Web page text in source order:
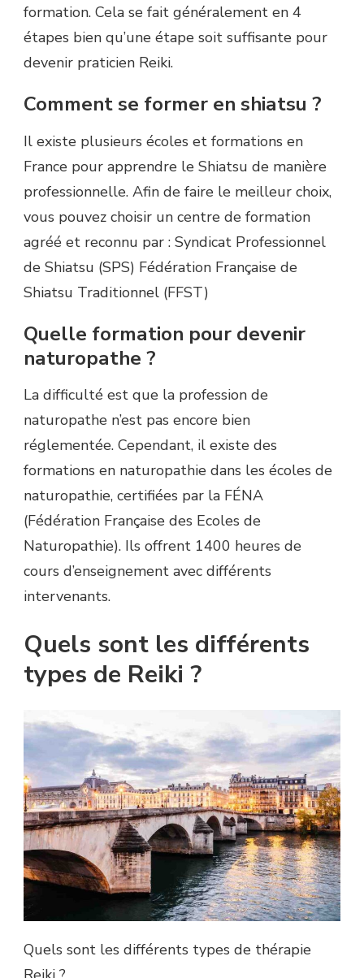
formation. Cela se fait généralement en 4
étapes bien qu’une étape soit suffisante pour
devenir praticien Reiki.
Comment se former en shiatsu ?
Il existe plusieurs écoles et formations en
France pour apprendre le Shiatsu de manière
professionnelle. Afin de faire le meilleur choix,
vous pouvez choisir un centre de formation
agréé et reconnu par : Syndicat Professionnel
de Shiatsu (SPS) Fédération Française de
Shiatsu Traditionnel (FFST)
Quelle formation pour devenir
naturopathe ?
La difficulté est que la profession de
naturopathe n’est pas encore bien
réglementée. Cependant, il existe des
formations en naturopathie dans les écoles de
naturopathie, certifiées par la FÉNA
(Fédération Française des Ecoles de
Naturopathie). Ils offrent 1400 heures de
cours d’enseignement avec différents
intervenants.
Quels sont les différents
types de Reiki ?
Quels sont les différents types de thérapie